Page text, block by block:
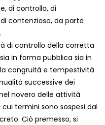
di controllo, di
contenzioso, da parte
di controllo della corretta
in forma pubblica sia in
congruità e tempestività
successive dei
novero delle attività
termini sono sospesi dal
Ciò premesso, si